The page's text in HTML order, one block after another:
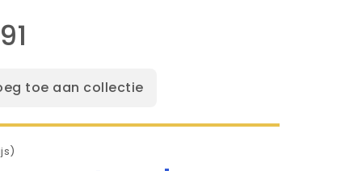
toe aan collectie